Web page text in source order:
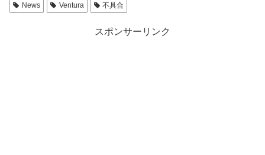
News
Ventura 不具合
スポンサーリンク